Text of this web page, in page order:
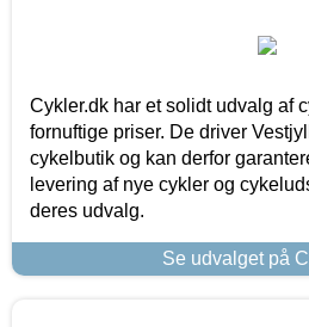
Cykler.dk har et solidt udvalg af
fornuftige priser. De driver
cykelbutik og kan derfor
levering af nye cykler og
deres udvalg.
Se udvalget på